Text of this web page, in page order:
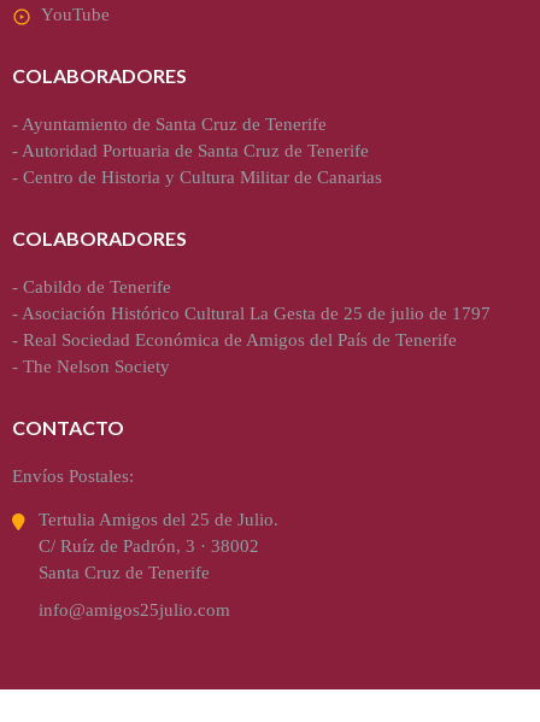
YouTube
COLABORADORES
-Ayuntamiento de Santa Cruz de Tenerife
-Autoridad Portuaria de Santa Cruz de Tenerife
- Centro de Historia y Cultura Militar de Canarias
COLABORADORES
- Cabildo de Tenerife
-Asociación Histórico Cultural La Gesta de 25 de julio de 1797
- Real Sociedad Económica de Amigos del País de Tenerife
- The Nelson Society
CONTACTO
Envíos Postales:
Tertulia Amigos del 25 de Julio.
C/ Ruíz de Padrón, 3 · 38002
Santa Cruz de Tenerife
info@amigos25julio.com